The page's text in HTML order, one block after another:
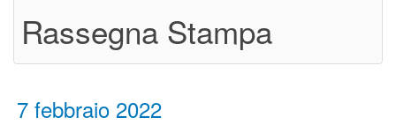
Rassegna Stampa
7 febbraio 2022